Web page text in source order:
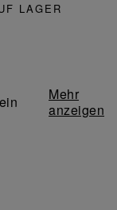
LAGER